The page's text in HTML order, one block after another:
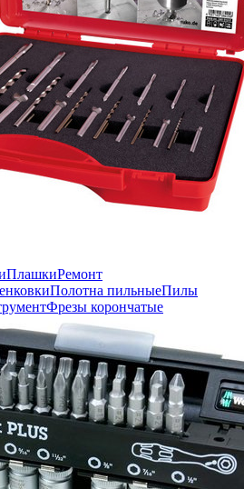
ПлашкиРемонт
Полотна пильныеПилы
Фрезы корончатые